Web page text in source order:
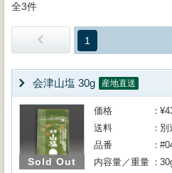
全3件
1
会津山塩 30g 産地直送
Sold Out
価格
送料
別
品番
内容量／重量